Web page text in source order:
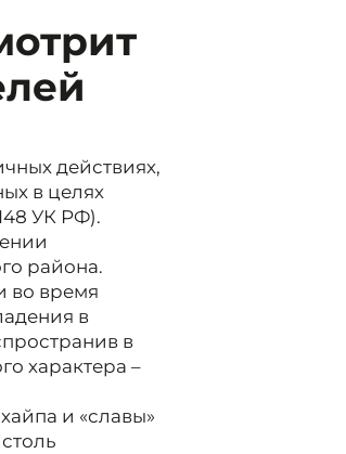
действиях,
в целях
УК РФ).
района.
во время
в
в
характера –
и «славы»